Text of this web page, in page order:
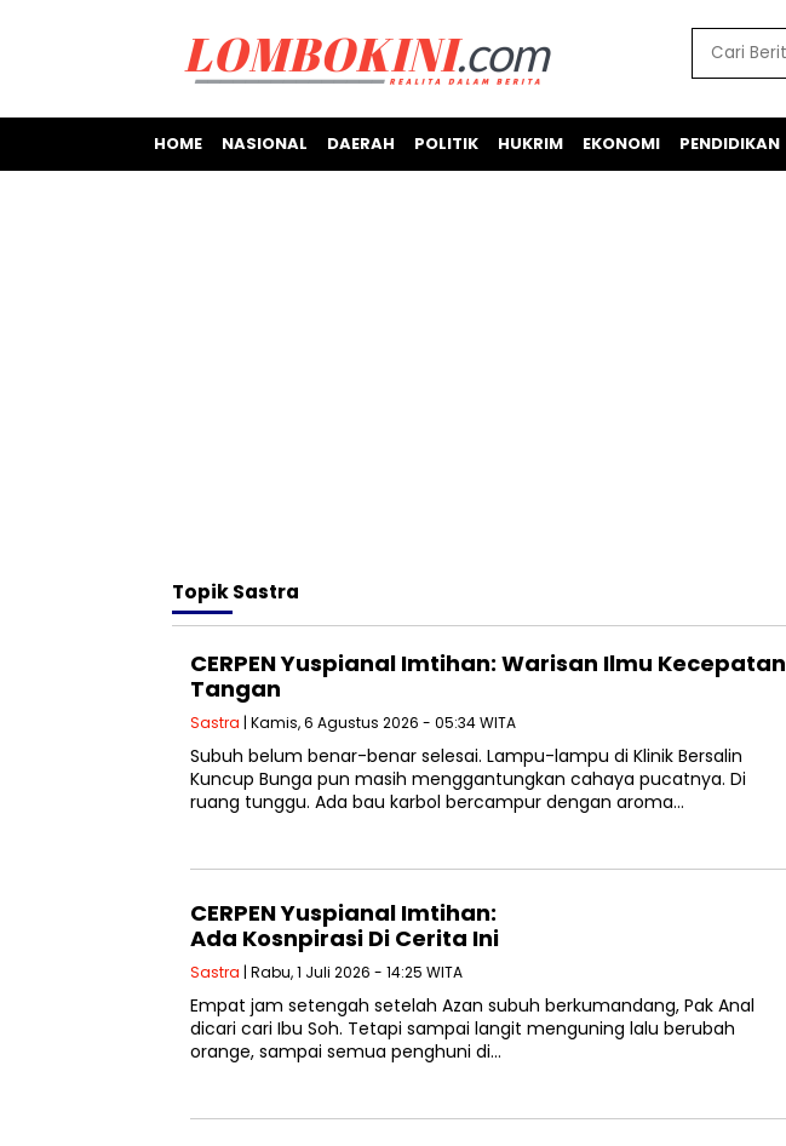
HOME NASIONAL DAERAH POLITIK HUKRIM EKONOMI PENDIDIKAN
TopikSastra
CERPEN Yuspianal Imtihan: Warisan Ilmu Kecepatan
Tangan
Sastra | Kamis, 6 Agustus 2026 - 05:34 WITA
Subuh belum benar-benar selesai. Lampu-lampu di Klinik Bersalin
Kuncup Bunga pun masih menggantungkan cahaya pucatnya. Di
ruang tunggu. Ada bau karbol bercampur dengan aroma…
CERPEN Yuspianal Imtihan:
Ada Kosnpirasi Di Cerita Ini
Sastra | Rabu, 1 Juli 2026 - 14:25 WITA
Empat jam setengah setelah Azan subuh berkumandang, Pak Anal
dicari cari Ibu Soh. Tetapi sampai langit menguning lalu berubah
orange, sampai semua penghuni di…